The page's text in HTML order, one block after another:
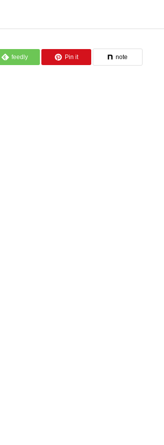
feedly Pin it note